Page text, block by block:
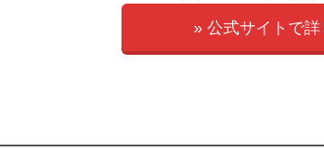
» 公式サイトで詳